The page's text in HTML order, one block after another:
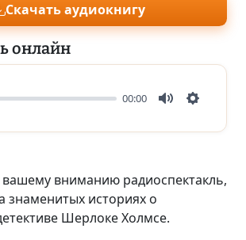
Скачать аудиокнигу
онлайн
00:00
вниманию радиоспектакль,
знаменитых историях о
Шерлоке Холмсе.